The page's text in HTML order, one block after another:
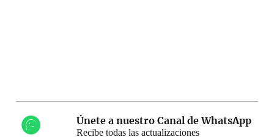
Únete a nuestro Canal de WhatsApp
Recibe todas las actualizaciones